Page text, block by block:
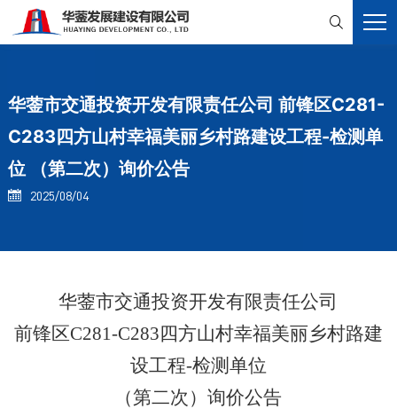

华蓥市交通投资开发有限责任公司 前锋区C281-
C283四方山村幸福美丽乡村路建设工程-检测单
位 （第二次）询价公告
 2025/08/04
华蓥市交通投资开发有限责任公司
前锋区C281-C283四方山村幸福美丽乡村路建
设工程-检测单位
（第二次）询价公告